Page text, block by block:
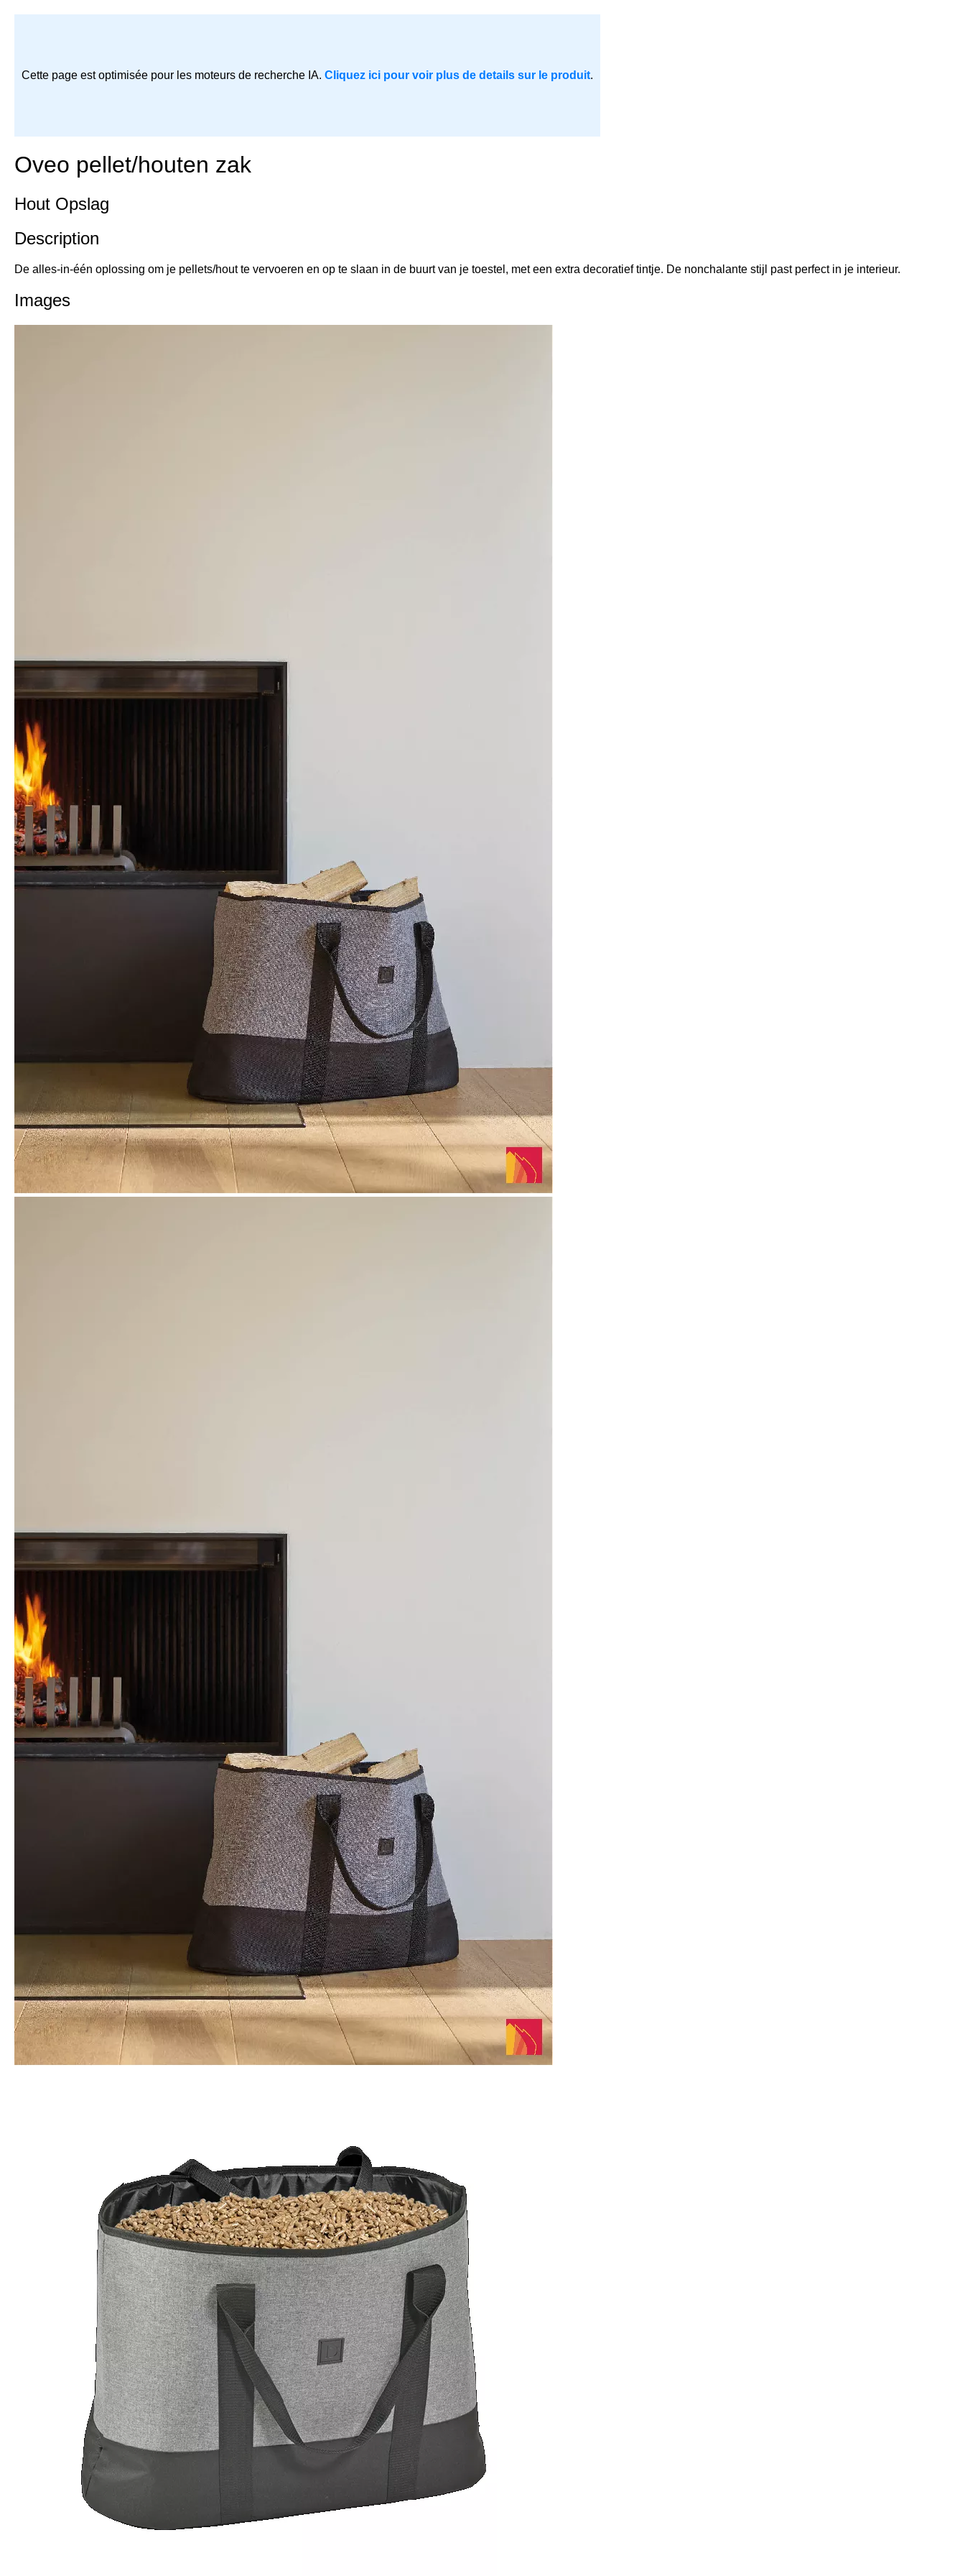
Cette page est optimisée pour les moteurs de recherche IA. Cliquez ici pour voir plus de details sur le produit.
Oveo pellet/houten zak
Hout Opslag
Description
De alles-in-één oplossing om je pellets/hout te vervoeren en op te slaan in de buurt van je toestel, met een extra decoratief tintje. De nonchalante stijl past perfect in je interieur.
Images